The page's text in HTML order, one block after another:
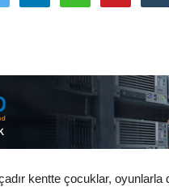
kentte çocuklar,